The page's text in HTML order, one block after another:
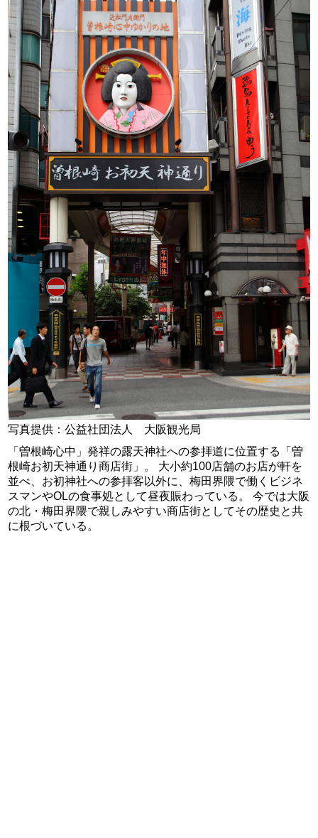
写真提供：公益社団法人 大阪観光局
「曽根崎心中」発祥の露天神社への参拝道に位置する「曽
根崎お初天神通り商店街」。 大小約100店舗のお店が軒を
並べ、お初神社への参拝客以外に、梅田界隈で働くビジネ
スマンやOLの食事処として昼夜賑わっている。 今では大阪
の北・梅田界隈で親しみやすい商店街としてその歴史と共
に根づいている。